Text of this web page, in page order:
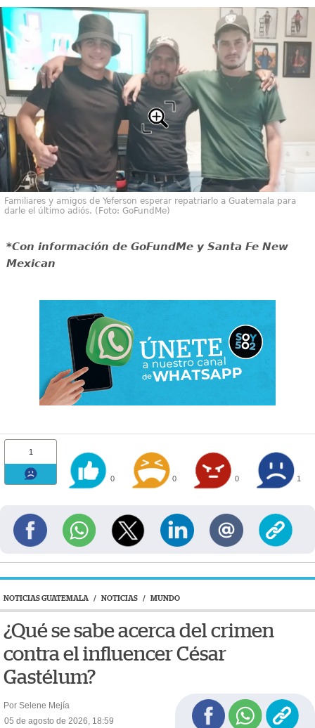
Familiares y amigos de Yeferson esperar repatriarlo a Guatemala para
darle el último adiós. (Foto: GoFundMe)
*Con información de GoFundMe y Santa Fe New
Mexican
1
0 0 0 1
NOTICIAS GUATEMALA / NOTICIAS / MUNDO
¿Qué se sabe acerca del crimen
contra el influencer César
Gastélum?
Por Selene Mejía
05 de agosto de 2026, 18:59